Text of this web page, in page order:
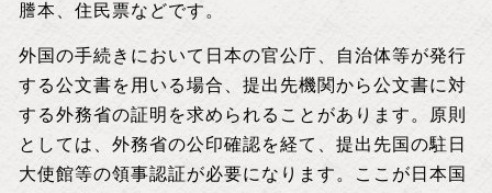
謄本、住民票などです。
外国の手続きにおいて日本の官公庁、自治体等が発行
する公文書を用いる場合、提出先機関から公文書に対
する外務省の証明を求められることがあります。原則
としては、外務省の公印確認を経て、提出先国の駐日
大使館等の領事認証が必要になります。ここが日本国